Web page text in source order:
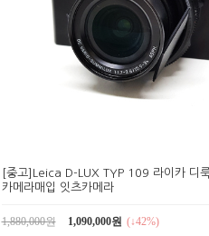
[중고]Leica D-LUX TYP 109 라이카 디
카메라매입 잇츠카메라
1,880,000원 1,090,000원 (↓42%)